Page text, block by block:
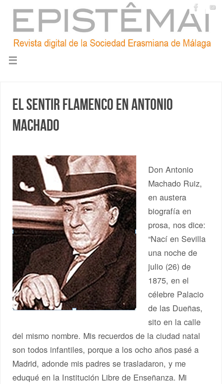
El sentir flamenco en Antonio
Machado
Don Antonio
Machado Ruiz,
en austera
biografía en
prosa, nos dice:
“Nací en Sevilla
una noche de
julio (26) de
1875, en el
célebre Palacio
de las Dueñas,
sito en la calle
del mismo nombre. Mis recuerdos de la ciudad natal
son todos infantiles, porque a los ocho años pasé a
Madrid, adonde mis padres se trasladaron, y me
eduqué en la Institución Libre de Enseñanza. Mi